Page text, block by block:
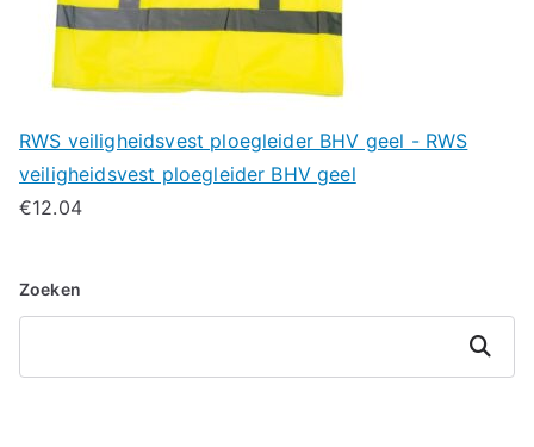
RWS veiligheidsvest ploegleider BHV geel - RWS
veiligheidsvest ploegleider BHV geel
€12.04
Zoeken
Zoeken